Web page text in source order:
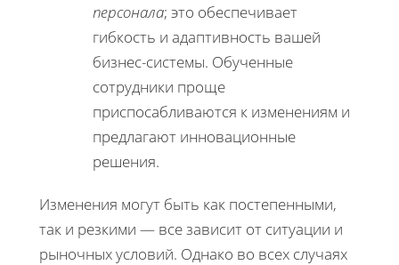
персонала; это обеспечивает
гибкость и адаптивность вашей
бизнес-системы. Обученные
сотрудники проще
приспосабливаются к изменениям и
предлагают инновационные
решения.
Изменения могут быть как постепенными,
так и резкими — все зависит от ситуации и
рыночных условий. Однако во всех случаях